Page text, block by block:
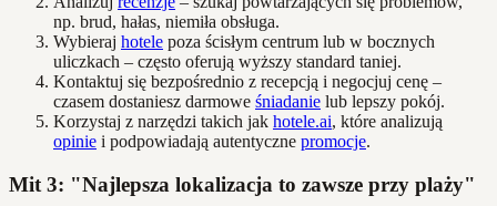
np. brud, hałas, niemiła obsługa.
Wybieraj hotele poza ścisłym centrum lub w bocznych
uliczkach – często oferują wyższy standard taniej.
Kontaktuj się bezpośrednio z recepcją i negocjuj cenę –
czasem dostaniesz darmowe śniadanie lub lepszy pokój.
Korzystaj z narzędzi takich jak hotele.ai, które analizują
opinie i podpowiadają autentyczne promocje.
Mit 3: "Najlepsza lokalizacja to zawsze przy plaży"